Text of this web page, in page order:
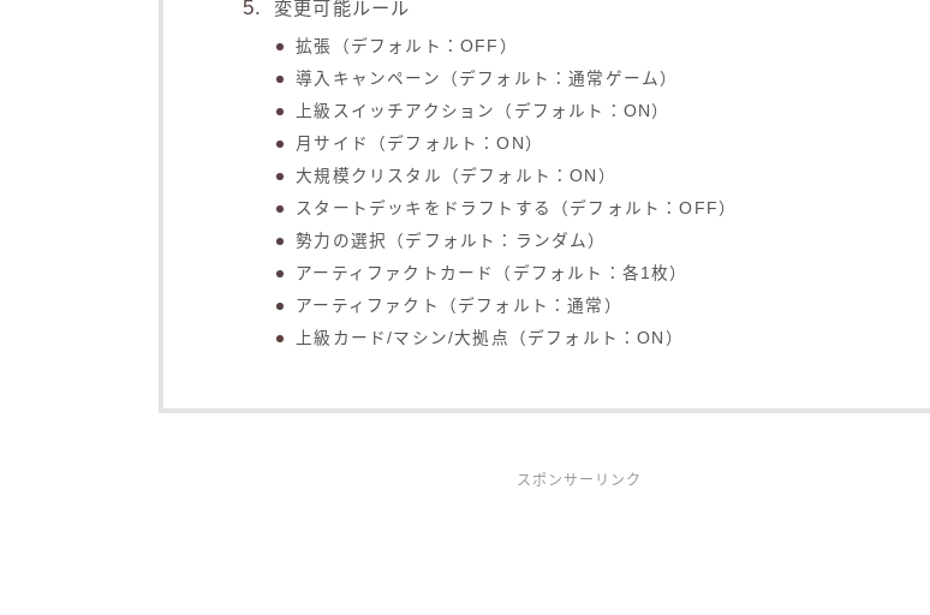
変更可能ルール
拡張（デフォルト：OFF）
導入キャンペーン（デフォルト：通常ゲーム）
上級スイッチアクション（デフォルト：ON）
月サイド（デフォルト：ON）
大規模クリスタル（デフォルト：ON）
スタートデッキをドラフトする（デフォルト：OFF）
勢力の選択（デフォルト：ランダム）
アーティファクトカード（デフォルト：各1枚）
アーティファクト（デフォルト：通常）
上級カード/マシン/大拠点（デフォルト：ON）
スポンサーリンク